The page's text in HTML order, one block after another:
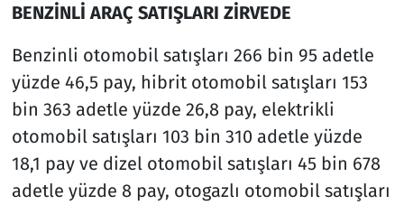
BENZİNLİ ARAÇ SATIŞLARI ZİRVEDE
Benzinli otomobil satışları 266 bin 95 adetle
yüzde 46,5 pay, hibrit otomobil satışları 153
bin 363 adetle yüzde 26,8 pay, elektrikli
otomobil satışları 103 bin 310 adetle yüzde
18,1 pay ve dizel otomobil satışları 45 bin 678
adetle yüzde 8 pay, otogazlı otomobil satışları